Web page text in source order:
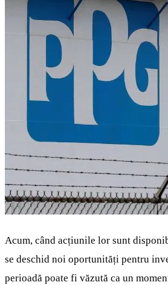
Acum, când acțiunile lor sunt
se deschid noi oportunități pentru
perioadă poate fi văzută ca un